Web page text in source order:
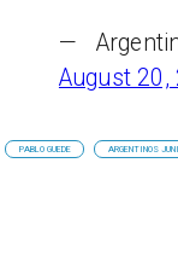
—
August 20,
PABLO GUEDE ARGENTINOS